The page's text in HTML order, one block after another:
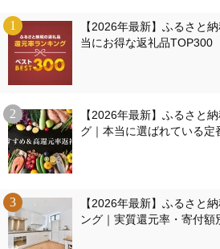
【2026年最新】ふるさと
当にお得な返礼品TOP300
【2026年最新】ふるさと
グ｜本当に選ばれている定
【2026年最新】ふるさと
ング｜実質還元率・寄付額